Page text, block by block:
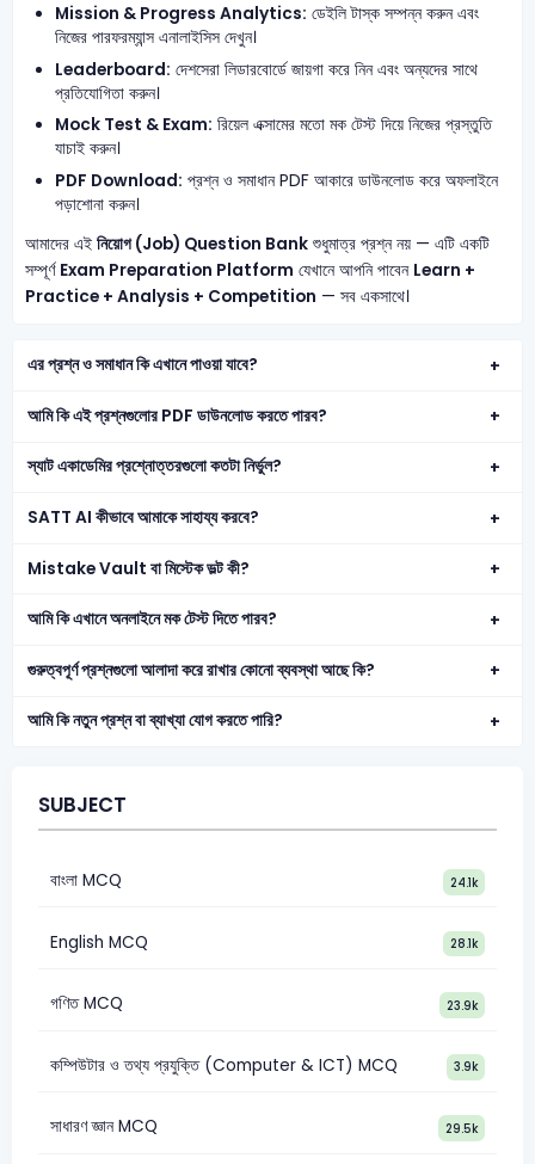
Mission & Progress Analytics: ডেইলি টাস্ক সম্পন্ন করুন এবং
নিজের পারফরম্যান্স এনালাইসিস দেখুন।
Leaderboard: দেশসেরা লিডারবোর্ডে জায়গা করে নিন এবং অন্যদের সাথে
প্রতিযোগিতা করুন।
Mock Test & Exam: রিয়েল এক্সামের মতো মক টেস্ট দিয়ে নিজের প্রস্তুতি
যাচাই করুন।
PDF Download: প্রশ্ন ও সমাধান PDF আকারে ডাউনলোড করে অফলাইনে
পড়াশোনা করুন।
আমাদের এই নিয়োগ (Job) Question Bankশুধুমাত্র প্রশ্ন নয় — এটি একটি
সম্পূর্ণ Exam Preparation Platform যেখানে আপনি পাবেন Learn +
Practice + Analysis + Competition — সব একসাথে।
এর প্রশ্ন ও সমাধান কি এখানে পাওয়া যাবে?
আমি কি এই প্রশ্নগুলোর PDF ডাউনলোড করতে পারব?
স্যাট একাডেমির প্রশ্নোত্তরগুলো কতটা নির্ভুল?
SATT AI কীভাবে আমাকে সাহায্য করবে?
Mistake Vault বা মিস্টেক ভল্ট কী?
আমি কি এখানে অনলাইনে মক টেস্ট দিতে পারব?
গুরুত্বপূর্ণ প্রশ্নগুলো আলাদা করে রাখার কোনো ব্যবস্থা আছে কি?
আমি কি নতুন প্রশ্ন বা ব্যাখ্যা যোগ করতে পারি?
SUBJECT
বাংলা MCQ 24.1k
English MCQ 28.1k
গণিত MCQ 23.9k
কম্পিউটার ও তথ্য প্রযুক্তি (Computer & ICT) MCQ 3.9k
সাধারণ জ্ঞান MCQ 29.5k